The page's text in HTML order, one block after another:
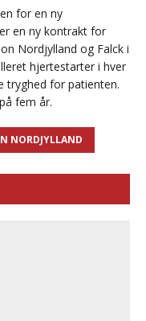
for en ny
en ny kontrakt for
Nordjylland og Falck i
hjertestarter i hver
tryghed for patienten.
fem år.
NORDJYLLAND